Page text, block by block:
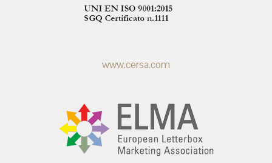
www.cersa.com